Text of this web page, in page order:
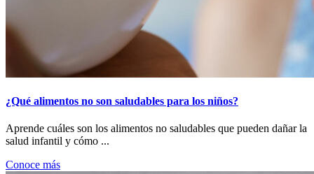
¿Qué alimentos no son saludables para los niños?
Aprende cuáles son los alimentos no saludables que pueden dañar la
salud infantil y cómo ...
Conoce más